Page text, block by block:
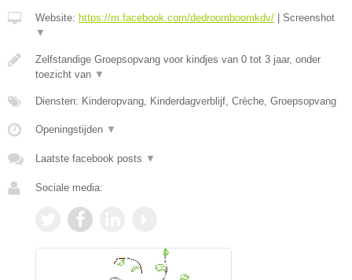
Website: https://m.facebook.com/dedroomboomkdv/
Screenshot
▼
Zelfstandige Groepsopvang voor kindjes van 0 tot 3 jaar, onder
toezicht van ▼
Diensten: Kinderopvang, Kinderdagverblijf, Crèche, Groepsopvang
Openingstijden ▼
Laatste facebook posts ▼
Sociale media: